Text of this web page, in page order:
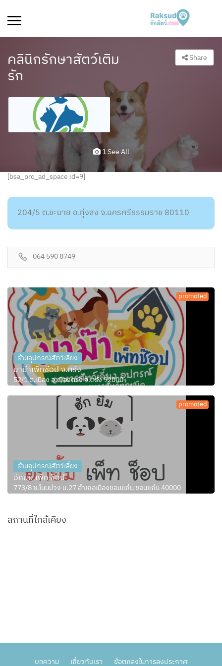
คลินิกรักษาสัตว์เติม
รัก
Share
1 See All
[bsa_pro_ad_space id=9]
204/5 ต.ชะมาย อ.ทุ่งสง จ.นครศรีธรรมราช 80110
064 590 8749
promoted
ร้านอุปกรณ์สัตว์เลี้ยง
มาม๊าเพ็ทช๊อป จ.ตรัง
52/1 ต.เมือง อ.เมืองตรัง จ.ตรัง 92000
promoted
ร้านอุปกรณ์สัตว์เลี้ยง
ฮักยิ้ม เพ็ท ช็อป
773/8 ซ.โนนม่วง ม.27 อำเภอเมืองขอนแก่น ขอนแก่น 40000
สถานที่ใกล้เคียง
บทความ เกี่ยวกับเรา ข้อตกลงในการลงประกาศ